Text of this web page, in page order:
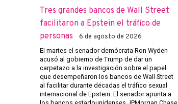
Tres grandes bancos de Wall Street
facilitaron a Epstein el tráfico de
personas
6 de agosto de 2026
El martes el senador demócrata Ron Wyden
acusó al gobierno de Trump de dar un
carpetazo a la investigación sobre el papel
que desempeñaron los bancos de Wall Street
al facilitar durante décadas el tráfico sexual
internacional de Epstein. El senador apunta a